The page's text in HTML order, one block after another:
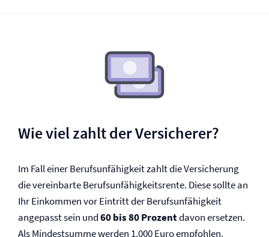
Wie viel zahlt der Versicherer?
Im Fall einer Berufs­unfähigkeit zahlt die Versicherung
die vereinbarte Berufs­unfähigkeitsrente. Diese sollte an
Ihr Einkommen vor Eintritt der Berufs­unfähigkeit
angepasst sein und60 bis 80 Prozentdavon ersetzen.
Als Mindestsumme werden 1.000 Euro empfohlen.